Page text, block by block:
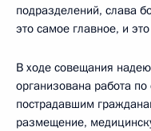
подразделений, слава
это самое главное, и
В ходе совещания
организована работа
пострадавшим
размещение,